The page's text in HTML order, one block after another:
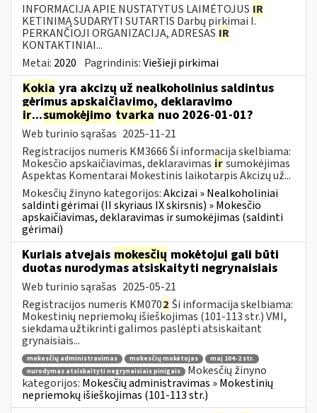
INFORMACIJA APIE NUSTATYTUS LAIMĖTOJUS IR
KETINIMĄ SUDARYTI SUTARTIS Darbų pirkimai I.
PERKANČIOJI ORGANIZACIJA, ADRESAS IR
KONTAKTINIAI...
Metai: 2020 Pagrindinis:Viešieji pirkimai
Kokia yra akcizų už nealkoholinius saldintus
gėrimus apskaičiavimo, deklaravimo
ir...sumokėjimo tvarka nuo 2026-01-01?
Web turinio sąrašas 2025-11-21
Registracijos numeris KM3666 Ši informacija skelbiama:
Mokesčio apskaičiavimas, deklaravimas irsumokėjimas
Aspektas Komentarai Mokestinis laikotarpis Akcizų už...
Mokesčių žinyno kategorijos:Akcizai » Nealkoholiniai
saldinti gėrimai (II skyriaus IX skirsnis) » Mokesčio
apskaičiavimas, deklaravimas ir sumokėjimas (saldinti
gėrimai)
Kuriais atvejais mokesčių mokėtojui gali būti
duotas nurodymas atsiskaityti negrynaisiais
Web turinio sąrašas 2025-05-21
Registracijos numeris KM0702 Ši informacija skelbiama:
Mokestinių nepriemokų išieškojimas (101-113 str.) VMI,
siekdama užtikrinti galimos paslėpti atsiskaitant
grynaisiais...
mokesčių administravimas mokesčių mokėtojas
maį 104-2 str.
nurodymas atsiskaityti negrynaisiais pinigais
Mokesčių žinyno
kategorijos: Mokesčių administravimas » Mokestinių
nepriemokų išieškojimas (101-113 str.)